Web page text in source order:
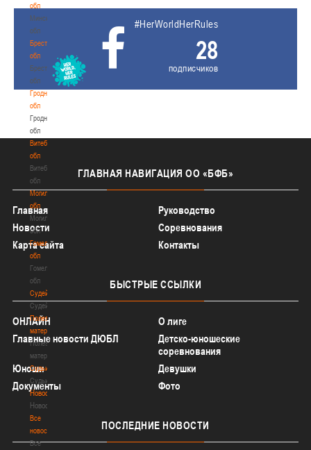
обл
Минская
обл
Брестская
обл
Брестская
обл
Гродненская
обл
Гродненская
обл
Витебская
обл
Витебская
обл
Могилевская
обл
Могилевская
обл
Гомельская
обл
Гомельская
обл
Судейство
Судейство
Полезные
материалы
Полезные
материалы
Судьи
Судьи
Новости
Новости
Все
новости
Все
#HerWorldHerRules
28
подписчиков
ГЛАВНАЯ НАВИГАЦИЯ ОО «БФБ»
Главная
Руководство
Новости
Соревнования
Карта сайта
Контакты
БЫСТРЫЕ ССЫЛКИ
ОНЛАЙН
О лиге
Главные новости ДЮБЛ
Детско-юношеские
соревнования
Юноши
Девушки
Документы
Фото
ПОСЛЕДНИЕ НОВОСТИ